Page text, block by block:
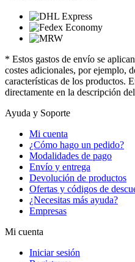
* Estos gastos de envío se
costes adicionales, por ejemplo,
características de los productos.
directamente en la descripción
Ayuda y Soporte
Mi cuenta
¿Cómo hago un pedido?
Modalidades de pago
Envío y entrega
Devolución de productos
Ofertas y códigos de
¿Necesitas más ayuda?
Empresas
Mi cuenta
Iniciar sesión